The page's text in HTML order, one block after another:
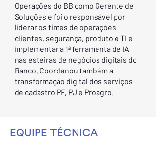
Operações do BB como Gerente de
Soluções e foi o responsável por
liderar os times de operações,
clientes, segurança, produto e TI e
implementar a 1ª ferramenta de IA
nas esteiras de negócios digitais do
Banco. Coordenou também a
transformação digital dos serviços
de cadastro PF, PJ e Proagro.
EQUIPE TÉCNICA